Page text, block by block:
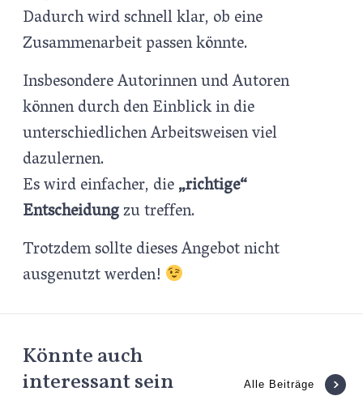
Dadurch wird schnell klar, ob eine
Zusammenarbeit passen könnte.
Insbesondere Autorinnen und Autoren
können durch den Einblick in die
unterschiedlichen Arbeitsweisen viel
dazulernen.
Es wird einfacher, die„richtige“
Entscheidungzu treffen.
Trotzdem sollte dieses Angebot nicht
ausgenutzt werden!
Könnte auch
interessant sein
Alle Beiträge